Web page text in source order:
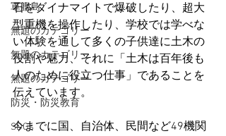
軍艦島
無題のカテゴリー
無題のカテゴリー
無題のカテゴリー
防災・防災教育
SDGs
石をダイナマイトで爆破したり、超大
型重機を操作したり、学校では学べな
い体験を通して多くの子供達に土木の
役割や魅力、それに「土木は百年後も
人のために役立つ仕事」であることを
伝えています。
今までに国、自治体、民間など49機関